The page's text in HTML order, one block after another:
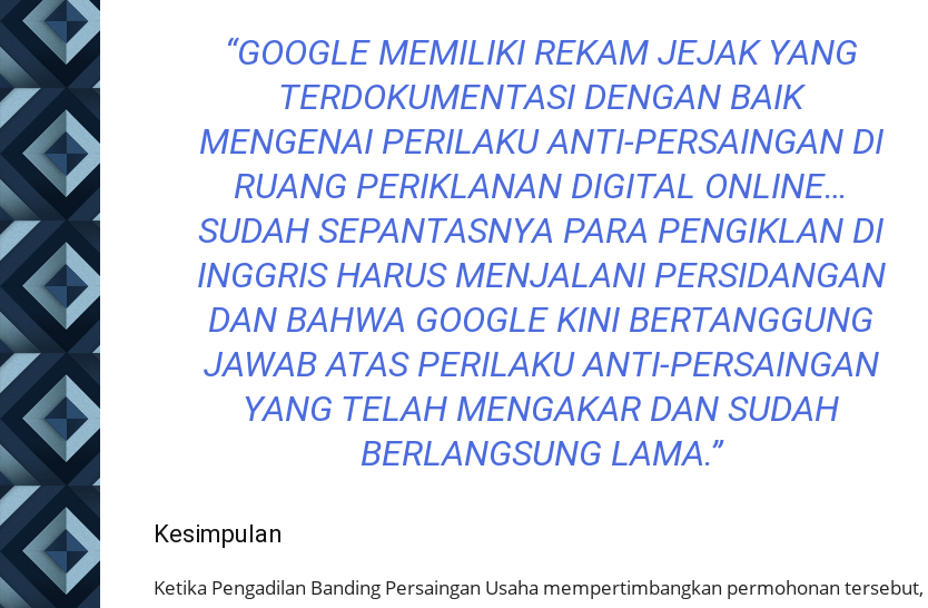
“GOOGLE MEMILIKI REKAM JEJAK YANG
TERDOKUMENTASI DENGAN BAIK
MENGENAI PERILAKU ANTI-PERSAINGAN DI
RUANG PERIKLANAN DIGITAL ONLINE…
SUDAH SEPANTASNYA PARA PENGIKLAN DI
INGGRIS HARUS MENJALANI PERSIDANGAN
DAN BAHWA GOOGLE KINI BERTANGGUNG
JAWAB ATAS PERILAKU ANTI-PERSAINGAN
YANG TELAH MENGAKAR DAN SUDAH
BERLANGSUNG LAMA.”
Kesimpulan
Ketika Pengadilan Banding Persaingan Usaha mempertimbangkan permohonan tersebut,